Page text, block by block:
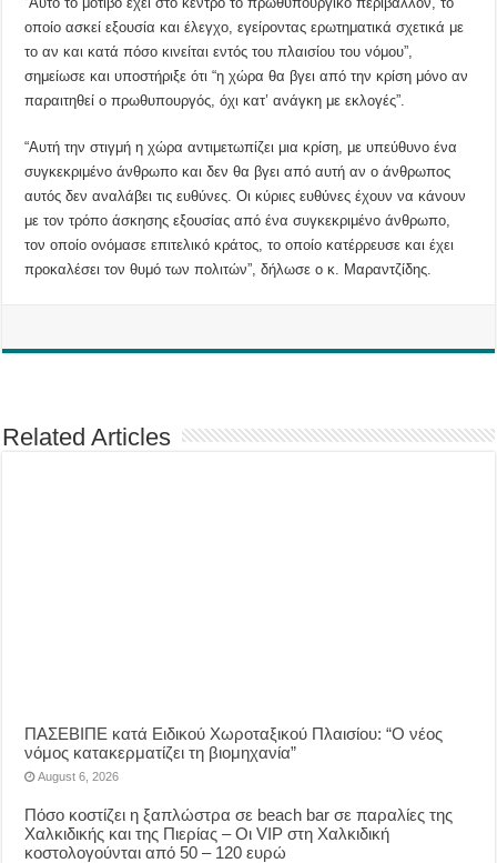
οποίο ασκεί εξουσία και έλεγχο, εγείροντας ερωτηματικά σχετικά με
το αν και κατά πόσο κινείται εντός του πλαισίου του νόμου”,
σημείωσε και υποστήριξε ότι “η χώρα θα βγει από την κρίση μόνο αν
παραιτηθεί ο πρωθυπουργός, όχι κατ’ ανάγκη με εκλογές”.
“Αυτή την στιγμή η χώρα αντιμετωπίζει μια κρίση, με υπεύθυνο ένα
συγκεκριμένο άνθρωπο και δεν θα βγει από αυτή αν ο άνθρωπος
αυτός δεν αναλάβει τις ευθύνες. Οι κύριες ευθύνες έχουν να κάνουν
με τον τρόπο άσκησης εξουσίας από ένα συγκεκριμένο άνθρωπο,
τον οποίο ονόμασε επιτελικό κράτος, το οποίο κατέρρευσε και έχει
προκαλέσει τον θυμό των πολιτών”, δήλωσε ο κ. Μαραντζίδης.
Related Articles
ΠΑΣΕΒΙΠΕ κατά Ειδικού Χωροταξικού Πλαισίου: “Ο νέος
νόμος κατακερματίζει τη βιομηχανία”
August 6, 2026
Πόσο κοστίζει η ξαπλώστρα σε beach bar σε παραλίες της
Χαλκιδικής και της Πιερίας – Οι VIP στη Χαλκιδική
κοστολογούνται από 50 – 120 ευρώ